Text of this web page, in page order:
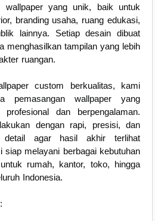
wallpaper yang unik, baik untuk
branding usaha, ruang edukasi,
lainnya. Setiap desain dibuat
menghasilkan tampilan yang lebih
ruangan.
custom berkualitas, kami
pemasangan wallpaper yang
dan berpengalaman.
dengan rapi, presisi, dan
detail agar hasil akhir terlihat
siap melayani berbagai kebutuhan
rumah, kantor, toko, hingga
Indonesia.